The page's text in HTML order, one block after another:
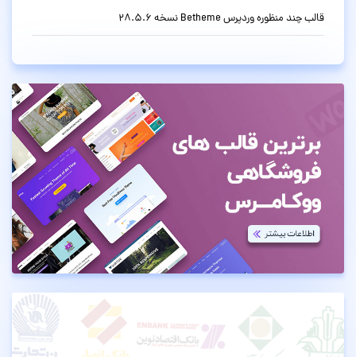
قالب چند منظوره وردپرس Betheme نسخه 28.5.6